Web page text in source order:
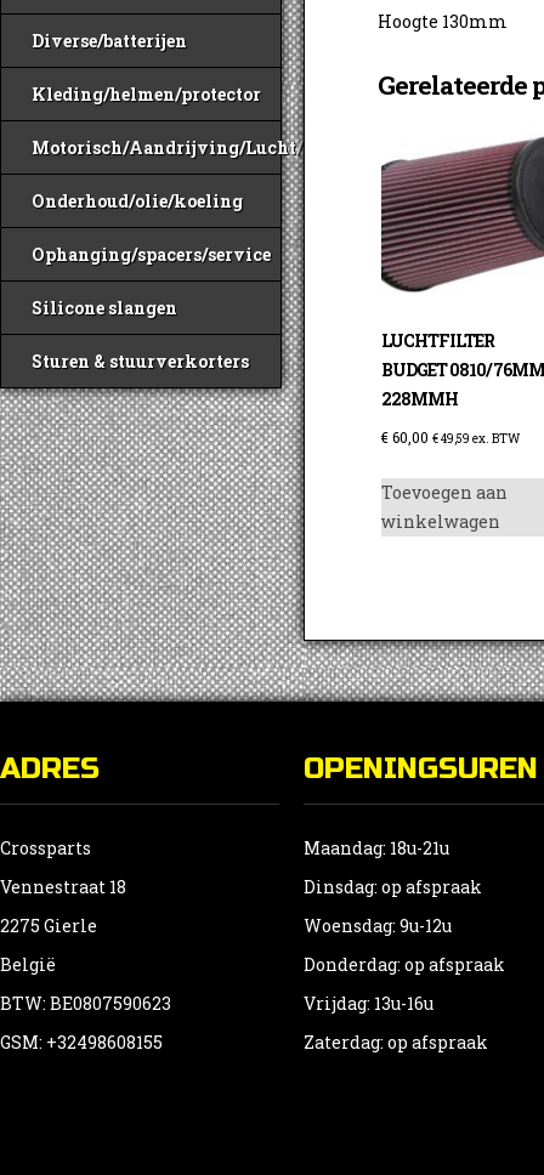
Diverse/batterijen
Kleding/helmen/protector
Motorisch/Aandrijving/Lucht/Benzine
Onderhoud/olie/koeling
Ophanging/spacers/service
Silicone slangen
Sturen & stuurverkorters
Hoogte 130mm
Gerelateerde
LUCHTFILTER
BUDGET 0810/
228MMH
€60,00 €49,59 ex. BTW
Toevoegen aan
winkelwagen
ADRES
Crossparts
Vennestraat 18
2275 Gierle
België
BTW: BE0807590623
GSM: +32498608155
OPENINGSUREN
Maandag: 18u-21u
Dinsdag: op afspraak
Woensdag: 9u-12u
Donderdag: op afspraak
Vrijdag: 13u-16u
Zaterdag: op afspraak